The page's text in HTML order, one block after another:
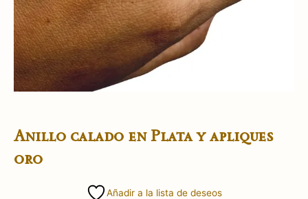
Anillo calado en Plata y apliques
oro
Añadir a la lista de deseos